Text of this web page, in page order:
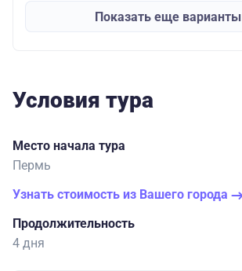
Показать еще варианты
Условия тура
Место начала тура
Пермь
Узнать стоимость из Вашего города
Продолжительность
4 дня